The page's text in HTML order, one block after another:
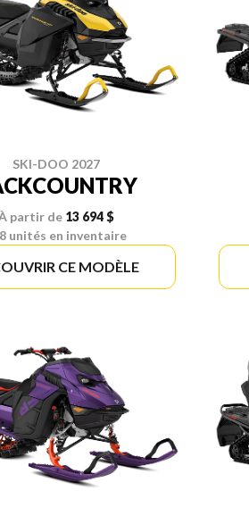
SKI-DOO 2027
partir de 13 694 $
8 unités en inventaire
CE MODÈLE